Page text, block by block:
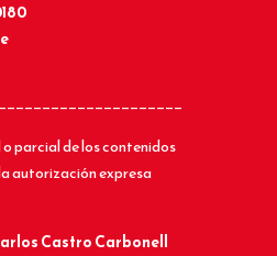
parcial de los contenidos
autorización expresa
Castro Carbonell